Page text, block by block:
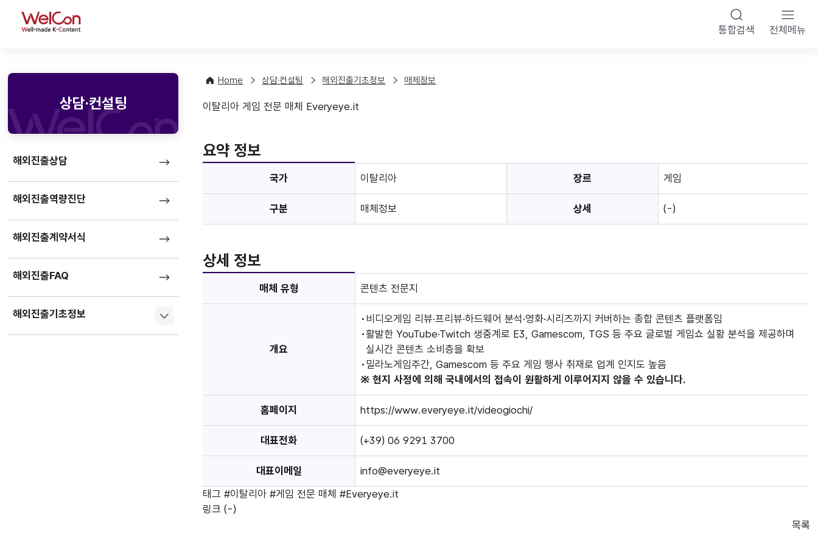
WelCon 통합검색 전체메뉴
상담·컨설팅
해외진출상담
해외진출역량진단
해외진출계약서식
해외진출FAQ
해외진출기초정보
Home 상담·컨설팅 해외진출기초정보 매체정보
매체정보
이탈리아 게임 전문 매체 Everyeye.it
요약 정보
국가 이탈리아 장르 게임
구분 매체정보 상세 (-)
상세 정보
매체 유형 콘텐츠 전문지
개요
비디오게임 리뷰·프리뷰·하드웨어 분석·영화·시리즈까지 커버하는 종합 콘텐츠 플랫폼임
활발한 YouTube·Twitch 생중계로 E3, Gamescom, TGS 등 주요 글로벌 게임쇼 실황 분석을 제공하며
실시간 콘텐츠 소비층을 확보
밀라노게임주간, Gamescom 등 주요 게임 행사 취재로 업계 인지도 높음
※ 현지 사정에 의해 국내에서의 접속이 원활하게 이루어지지 않을 수 있습니다.
홈페이지 https://www.everyeye.it/videogiochi/
대표전화 (+39) 06 9291 3700
대표이메일
info@everyeye.it
태그 #이탈리아 #게임 전문 매체 #Everyeye.it
링크 (-)
목록